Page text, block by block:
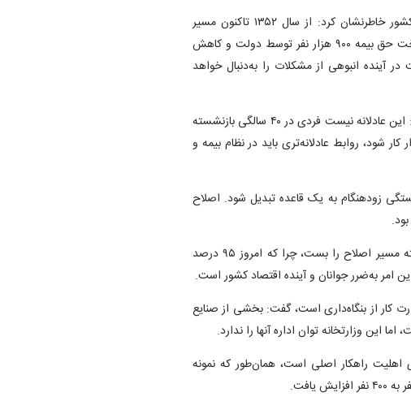
میدری با اشاره به مشکلات موجود در نظام بازنشستگی کشور خاطرنشان کرد: از سال ۱۳۵۲ تاکنون مسیر
درستی طی نشده است و امروز با چالش‌هایی، چون پرداخت حق بیمه ۹۰۰ هزار نفر توسط دولت و کاهش
وضعیت در آینده انبوهی از مشکلات را به‌دنبال خواهد
وزیر کار با انتقاد از نابرابری‌ها در نظام بازنشستگی تأکیدکرد: این عادلانه نیست فردی در ۴۰ سالگی بازنشسته
و دوباره تا ۷۰ سالگی وارد بازار کار شود، روابط عادلانه‌تری باید در نظام بیمه و
زودهنگام به یک قاعده تبدیل شود. اصلاح
وی تصریح کرد: نمی‌توان با قوانین سخت و زیان‌آور گذشته مسیر اصلاح را بست، چرا که امروز ۹۵ درصد
کار از بنگاه‌داری است، گفت: بخشی از صنایع
این وزارتخانه توان اداره آنها را ندارد.
اهلیت راهکار اصلی است، همان‌طور که نمونه